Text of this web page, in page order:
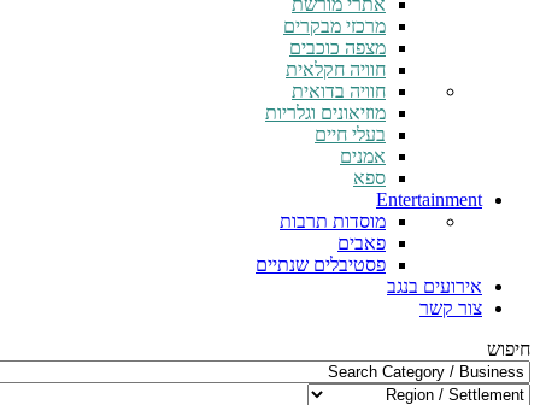
אתרי מורשת
מרכזי מבקרים
מצפה כוכבים
חוויה חקלאית
חוויה בדואית
מוזיאונים וגלריות
בעלי חיים
אמנים
ספא
Entertainment
מוסדות תרבות
פאבים
פסטיבלים שנתיים
אירועים בנגב
צור קשר
חיפוש